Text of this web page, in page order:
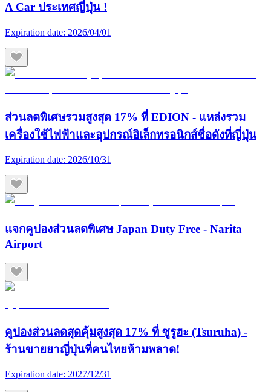
A Car ประเทศญี่ปุ่น !
Expiration date: 2026/04/01
ส่วนลดพิเศษรวมสูงสุด 17% ที่ EDION - แหล่งรวม
เครื่องใช้ไฟฟ้าและอุปกรณ์อิเล็กทรอนิกส์ชื่อดังที่ญี่ปุ่น
Expiration date: 2026/10/31
แจกคูปองส่วนลดพิเศษ Japan Duty Free - Narita
Airport
คูปองส่วนลดสุดคุ้มสูงสุด 17% ที่ ซูรูฮะ (Tsuruha) -
ร้านขายยาญี่ปุ่นที่คนไทยห้ามพลาด!
Expiration date: 2027/12/31